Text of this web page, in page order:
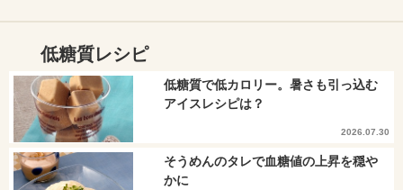
低糖質レシピ
低糖質で低カロリー。暑さも引っ込む
アイスレシピは？
2026.07.30
そうめんのタレで血糖値の上昇を穏や
かに